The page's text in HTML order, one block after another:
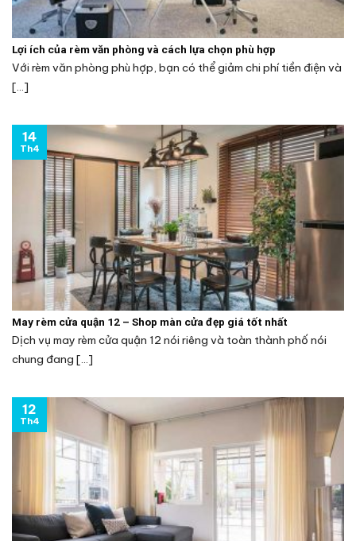
Lợi ích của rèm văn phòng và cách lựa chọn phù hợp
Với rèm văn phòng phù hợp, bạn có thể giảm chi phí tiền điện và
[...]
May rèm cửa quận 12 – Shop màn cửa đẹp giá tốt nhất
Dịch vụ may rèm cửa quận 12 nói riêng và toàn thành phố nói
chung đang [...]
14
Th4
12
Th4